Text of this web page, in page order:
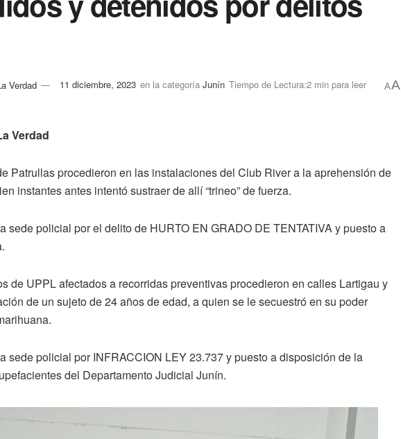
Verdad 11 diciembre, 2023 en la categoría Junín Tiempo de Lectura:2 min para leer AA
Verdad
Patrullas procedieron en las instalaciones del Club River a la aprehensión de
instantes antes intentó sustraer de allí “trineo” de fuerza.
sede policial por el delito de HURTO EN GRADO DE TENTATIVA y puesto a
de UPPL afectados a recorridas preventivas procedieron en calles Lartigau y
de un sujeto de 24 años de edad, a quien se le secuestró en su poder
sede policial por INFRACCION LEY 23.737 y puesto a disposición de la
del Departamento Judicial Junín.